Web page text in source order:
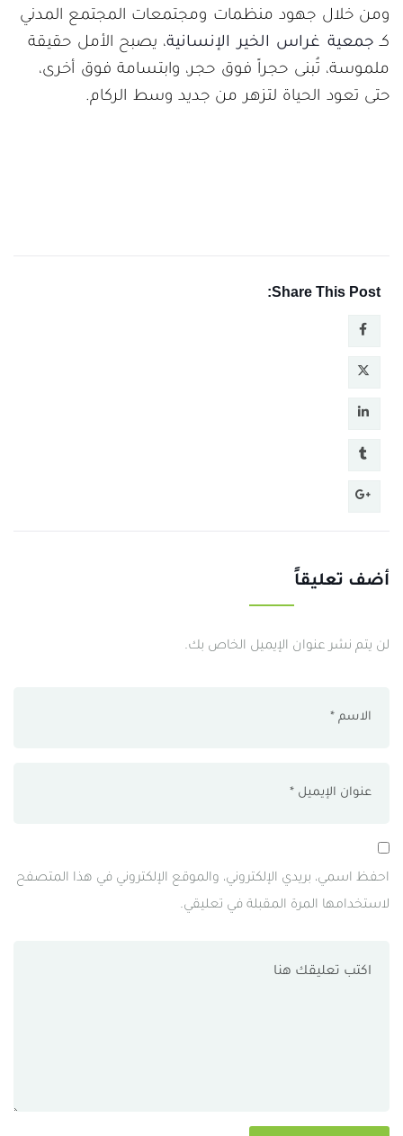
ومن خلال جهود منظمات ومجتمعات المجتمع المدني
كـ جمعية غراس الخير الإنسانية، يصبح الأمل حقيقة
ملموسة، تُبنى حجراً فوق حجر، وابتسامة فوق أخرى،
حتى تعود الحياة لتزهر من جديد وسط الركام.
Share This Post:
أضف تعليقاً
لن يتم نشر عنوان الإيميل الخاص بك.
احفظ اسمي، بريدي الإلكتروني، والموقع الإلكتروني في هذا المتصفح
لاستخدامها المرة المقبلة في تعليقي.